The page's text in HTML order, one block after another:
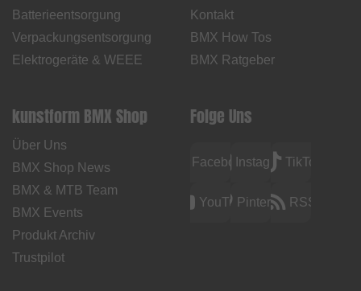
Batterieentsorgung
Verpackungsentsorgung
Elektrogeräte & WEEE
Kontakt
BMX How Tos
BMX Ratgeber
kunstform BMX Shop
Über Uns
BMX Shop News
BMX & MTB Team
BMX Events
Produkt Archiv
Trustpilot
Folge Uns
FacebookInstagramTikTok
YouTubePinterest RSS